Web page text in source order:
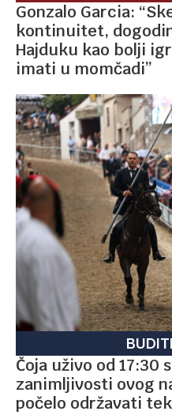
Gonzalo Garcia:
kontinuitet,
Hajduku kao bolji
imati u momčadi”
Čoja uživo od 17:30
zanimljivosti ovog
počelo održavati